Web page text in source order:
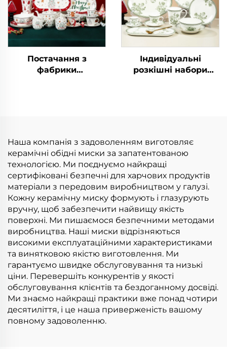
Постачання з
фабрики
готелю, бару та
ресторану
Індивідуальні
розкішні набори
Наша компанія з задоволенням виготовляє
керамічні обідні миски за запатентованою
технологією. Ми поєднуємо найкращі
сертифіковані безпечні для харчових продуктів
матеріали з передовим виробництвом у галузі.
Кожну керамічну миску формують і глазурують
вручну, щоб забезпечити найвищу якість
поверхні. Ми пишаємося безпечними методами
виробництва. Наші миски відрізняються
високими експлуатаційними характеристиками
та винятковою якістю виготовлення. Ми
гарантуємо швидке обслуговування та низькі
ціни. Перевершіть конкурентів у якості
обслуговування клієнтів та бездоганному досвіді.
Ми знаємо найкращі практики вже понад чотири
десятиліття, і це наша приверженість вашому
повному задоволенню.